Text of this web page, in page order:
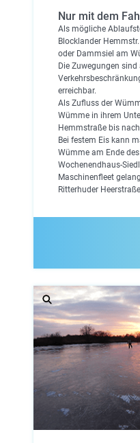
Nur mit dem
Als mögliche
Blocklander
oder Dammsiel am
Die Zuwegungen
erreichbar.
Als Zufluss der
Wümme in ihrem
Hemmstraße bis
Bei festem Eis kann
Wümme am Ende
Wochenendhaus-
Maschinenfleet
Ritterhuder